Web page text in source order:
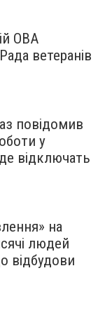
ОВА
ветеранів
повідомив
у
відключать
на
людей
відбудови